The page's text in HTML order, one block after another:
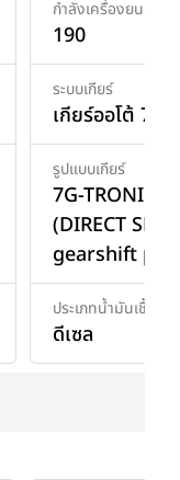
กำลังเครื่องยนต์ (แ
190
ระบบเกียร์
เกียร์ออโต้ 7AT
รูปแบบเกียร์
7G-TRONIC
(DIRECT
gearshift
ประเภทน้ำมันเชื้อเพ
ดีเซล